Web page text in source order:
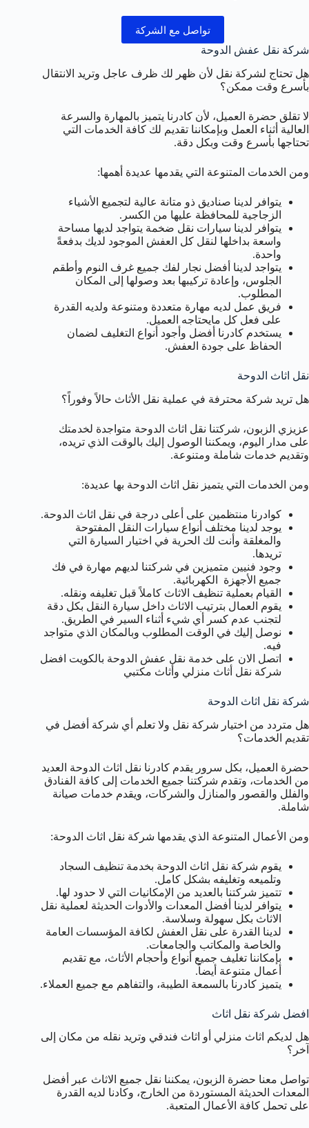
تواصل مع الشركة
شركة نقل عفش الدوحة
هل تحتاج لشركة نقل لأن ظهر لك ظرف عاجل وتريد الانتقال
بأسرع وقت ممكن؟
لا تقلق حضرة العميل، لأن كادرنا يتميز بالمهارة والسرعة
العالية أثناء العمل وبإمكاننا تقديم لك كافة الخدمات التي
تحتاجها بأسرع وقت وبكل دقة.
ومن الخدمات المتنوعة التي يقدمها عديدة أهمها:
يتوافر لدينا صناديق ذو متانة عالية لتجميع الأشياء
الزجاجية للمحافظة عليها من الكسر.
يتوافر لدينا سيارات نقل ضخمة يتواجد لديها مساحة
واسعة بداخلها لنقل كل العفش الموجود لديك بدفعةً
واحدة.
يتواجد لدينا أفضل نجار لفك جميع غرف النوم وأطقم
الجلوس، وإعادة تركيبها بعد وصولها إلى المكان
المطلوب.
فريق عمل لديه مهارة متعددة ومتنوعة ولديه القدرة
على فعل كل مايحتاجه العميل.
يستخدم كادرنا أفضل وأجود أنواع التغليف لضمان
الحفاظ على جودة العفش.
نقل اثاث الدوحة
هل تريد شركة محترفة في عملية نقل الأثاث حالاً وفوراً؟
عزيزي الزبون، شركتنا نقل اثاث الدوحة متواجدة لخدمتك
على مدار اليوم، ويمكننا الوصول إليك بالوقت الذي تريده،
وتقديم خدمات شاملة ومتنوعة.
ومن الخدمات التي يتميز نقل اثاث الدوحة بها عديدة:
كوادرنا منتظمين على أعلى درجة في نقل اثاث الدوحة.
يوجد لدينا مختلف أنواع سيارات النقل المفتوحة
والمغلقة وأنت لك الحرية في اختيار السيارة التي
تريدها.
وجود فنيين متميزين في شركتنا لديهم مهارة في فك
جميع الأجهزة الكهربائية.
القيام بعملية تنظيف الاثاث كاملاً قبل تغليفه ونقله.
يقوم العمال بترتيب الاثاث داخل سيارة النقل بكل دقة
لتجنب عدم كسر أي شيء أثناء السير في الطريق.
نوصل إليك في الوقت المطلوب وبالمكان الذي متواجد
فيه.
اتصل الان على خدمة نقل عفش الدوحة بالكويت افضل
شركة نقل أثاث منزلي وأثاث مكتبي
شركة نقل اثاث الدوحة
هل متردد من اختيار شركة نقل ولا تعلم أي شركة أفضل في
تقديم الخدمات؟
حضرة العميل، بكل سرور يقدم كادرنا نقل اثاث الدوحة العديد
من الخدمات، وتقدم شركتنا جميع الخدمات إلى كافة الفنادق
والفلل والقصور والمنازل والشركات، ويقدم خدمات صيانة
شاملة.
ومن الأعمال المتنوعة الذي يقدمها شركة نقل اثاث الدوحة:
يقوم شركة نقل اثاث الدوحة بخدمة تنظيف السجاد
وتلميعه وتغليفه بشكل كامل.
تتميز شركتنا بالعديد من الإمكانيات التي لا حدود لها.
يتوافر لدينا أفضل المعدات والأدوات الحديثة لعملية نقل
الاثاث بكل سهولة وسلاسة.
لدينا القدرة على نقل العفش لكافة المؤسسات العامة
والخاصة والمكاتب والجامعات.
بإمكاننا تغليف جميع أنواع وأحجام الأثاث، مع تقديم
أعمال متنوعة أيضاً.
يتميز كادرنا بالسمعة الطيبة، والتفاهم مع جميع العملاء.
افضل شركة نقل اثاث
هل لديكم اثاث منزلي أو اثاث فندقي وتريد نقله من مكان إلى
آخر؟
تواصل معنا حضرة الزبون، يمكننا نقل جميع الاثاث عبر أفضل
المعدات الحديثة المستوردة من الخارج، وكادنا لديه القدرة
على تحمل كافة الأعمال المتعبة.